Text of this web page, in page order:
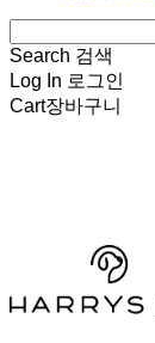
Search 검색
Log In 로그인
Cart장바구니